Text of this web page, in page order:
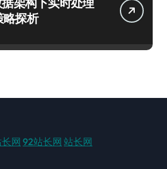
略探析
网92站长网 站长网